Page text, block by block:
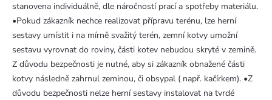
stanovena individuálně, dle náročností prací a spotřeby materiálu.
•Pokud zákazník nechce realizovat přípravu terénu, lze herní
sestavy umístit i na mírně svažitý terén, zemní kotvy umožní
sestavu vyrovnat do roviny, části kotev nebudou skryté v zemině.
Z důvodu bezpečnosti je nutné, aby si zákazník obnažené části
kotvy následně zahrnul zeminou, či obsypal ( např. kačírkem). •Z
důvodu bezpečnosti nelze herní sestavy instalovat na tvrdé